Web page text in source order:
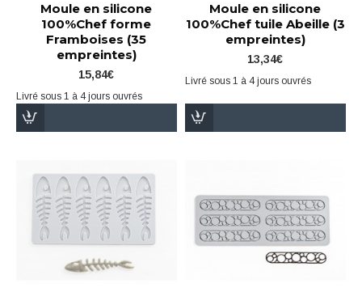
Moule en silicone
100%Chef forme
Framboises (35
empreintes)
15,84€
Livré sous 1 à 4 jours ouvrés
Moule en silicone
100%Chef tuile Abeille (3
empreintes)
13,34€
Livré sous 1 à 4 jours ouvrés